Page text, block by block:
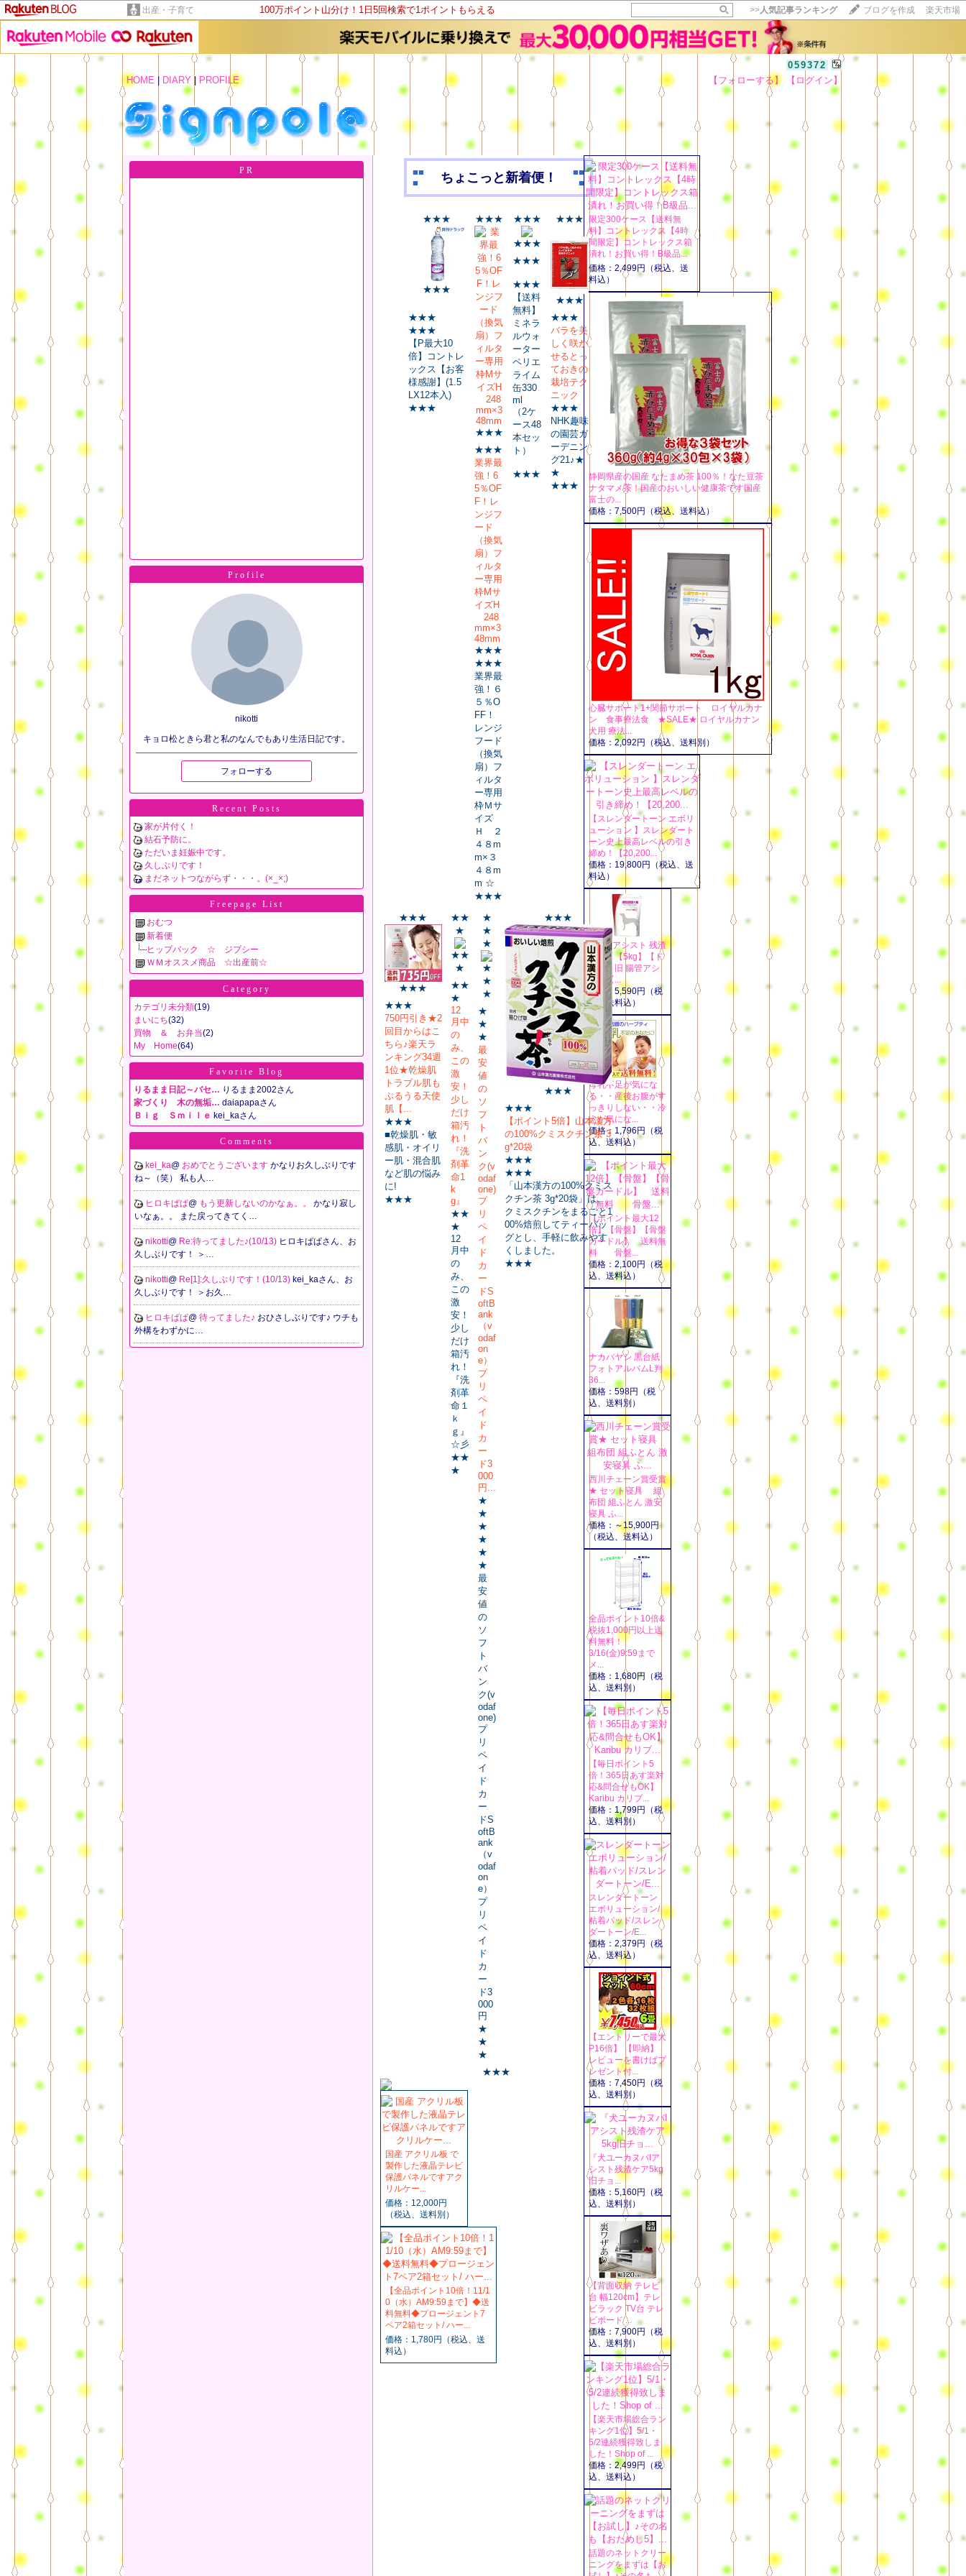
出産・子育て 100万ポイント山分け！1日5回検索で1ポイントもらえる >>人気記事ランキング ブログを作成 楽天市場
059372
HOME
DIARY PROFILE 【フォローする】 【ログイン】
PR
Profile
nikotti
キョロ松ときら君と私のなんでもあり生活日記です。
フォローする
Recent Posts
家が片付く！
結石予防に。
ただいま妊娠中です。
久しぶりです！
まだネットつながらず・・・。(×_×;)
Freepage List
おむつ
新着便
ヒップバック ☆ ジプシー
ＷＭオススメ商品 ☆出産前☆
Category
カテゴリ未分類(19)
まいにち(32)
買物 ＆ お弁当(2)
My Home(64)
Favorite Blog
りるまま日記～バセ… りるまま2002さん
家づくり 木の無垢… daiapapaさん
Ｂｉｇ Ｓｍｉｌｅ kei_kaさん
Comments
kei_ka@ おめでとうございます かなりお久しぶりです
ね～（笑） 私も人…
ヒロキぱぱ@ もう更新しないのかなぁ。。 かなり寂し
いなぁ。。 また戻ってきてく…
nikotti@ Re:待ってました♪(10/13) ヒロキぱぱさん、お
久しぶりです！ ＞…
nikotti@ Re[1]:久しぶりです！(10/13) kei_kaさん、お
久しぶりです！ ＞お久…
ヒロキぱぱ@ 待ってました♪ おひさしぶりです♪ ウチも
外構をわずかに…
■■
■
ちょこっと新着便！
■■
■
★★★
★★★
★★★
★★★
【P最大10
倍】コントレ
ックス【お客
様感謝】(1.5
LX12本入)
★★★
★★★
★★★
★★★
業界最
強！6
5％OF
F！レ
ンジフ
ード
（換気
扇）フ
ィルタ
ー専用
枠Mサ
イズH
248
mm×3
48mm
★★★
★★★
業界最
強！６
５％O
FF！
レンジ
フード
（換気
扇）フ
ィルタ
ー専用
枠Ｍサ
イズ
Ｈ ２
４８m
m×３
４８m
m ☆
★★★
★★★
★★★
★★★
★★★
【送料
無料】
ミネラ
ルウォ
ーター
ペリエ
ライム
缶330
ml
（2ケ
ース48
本セッ
ト）
★★★
★★★
★★★
★★★
バラを美
しく咲か
せるとっ
ておきの
栽培テク
ニック
★★★
NHK趣味
の園芸ガ
ーデニン
グ21♪★
★
★★★
★★★
★★★
★★★
750円引き★2
回目からはこ
ちら♪楽天ラ
ンキング34週
1位★乾燥肌
トラブル肌も
ぷるうる天使
肌【...
★★★
■乾燥肌・敏
感肌・オイリ
ー肌・混合肌
など肌の悩み
に!
★★★
★★
★
★★
★
★★
★
12
月中
の
み、
この
激
安！
少し
だけ
箱汚
れ！
『洗
剤革
命1
k
g』
★★
★
12
月中
の
み、
この
激
安！
少し
だけ
箱汚
れ！
『洗
剤革
命１
ｋ
ｇ』
☆彡
★★
★
★
★
★
★
★
★
★
★
★
最
安
値
の
ソ
フ
ト
バ
ン
ク(v
odaf
one)
プ
リ
ペ
イ
ド
カ
ー
ドS
oftB
ank
（v
odaf
on
e）
プ
リ
ペ
イ
ド
カ
ー
ド3
000
円...
★
★
★
★
★
★
最
安
値
の
ソ
フ
ト
バ
ン
ク(v
odaf
one)
プ
リ
ペ
イ
ド
カ
ー
ドS
oftB
ank
（v
odaf
on
e）
プ
リ
ペ
イ
ド
カ
ー
ド3
000
円
★
★
★
★★★
★★★
★★★
【ポイント5倍】山本漢方
の100%クミスクチン茶 3
g*20袋
★★★
★★★
「山本漢方の100%クミス
クチン茶 3g*20袋」は、
クミスクチンをまるごと1
00%焙煎してティーバッ
グとし、手軽に飲みやす
くしました。
★★★
★★★
国産 アクリル板 で
製作した液晶テレビ
保護パネルですアク
リルケー...
価格：12,000円
（税込、送料別）
【全品ポイント10倍！11/1
0（水）AM9:59まで】◆送
料無料◆プロージェント7
ペア2箱セット/ ハー...
価格：1,780円（税込、送
料込）
限定300ケース【送料無
料】コントレックス【4時
間限定】コントレックス箱
潰れ！お買い得！B級品...
価格：2,499円（税込、送
料込）
静岡県産の国産 なたまめ茶 100％！なた豆茶
ナタマメ茶！国産のおいしい健康茶です国産
富士の...
価格：7,500円（税込、送料込）
心臓サポート1+関節サポート ロイヤルカナ
ン 食事療法食 ★SALE★ ロイヤルカナン
犬用 療法...
価格：2,092円（税込、送料別）
【スレンダートーン エボリ
ューション 】スレンダート
ーン史上最高レベルの引き
締め！【20,200...
価格：19,800円（税込、送
料込）
犬【 I アシスト 残渣
ケア】【5kg】【ド
ライ】旧 腸管アシ
スト【...
価格：5,590円（税
込、送料込）
母乳不足が気にな
る・・産後お腹がす
っきりしない・・冷
えが気にな...
価格：1,796円（税
込、送料込）
【ポイント最大12
倍】【骨盤】【骨盤
ガードル】 送料無
料 骨盤...
価格：2,100円（税
込、送料込）
ナカバヤシ 黒台紙
フォトアルバムL判
36...
価格：598円（税
込、送料別）
西川チェーン賞受賞
★ セット寝具 組
布団 組ふとん 激安
寝具 ふ...
価格：～15,900円
（税込、送料込）
全品ポイント10倍&
税抜1,000円以上送
料無料！
3/16(金)9:59まで
メ...
価格：1,680円（税
込、送料別）
【毎日ポイント5
倍！365日あす楽対
応&問合せもOK】
Karibu カリブ...
価格：1,799円（税
込、送料別）
スレンダートーン
エボリューション/
粘着パッド/スレン
ダートーン/E...
価格：2,379円（税
込、送料込）
【エントリーで最大
P16倍】 【即納】
レビューを書けばプ
レゼント付...
価格：7,450円（税
込、送料別）
『犬ユーカヌバIア
シスト残渣ケア5kg
旧チョ...
価格：5,160円（税
込、送料別）
【背面収納 テレビ
台 幅120cm】テレ
ビラック TV台 テレ
ビボード ...
価格：7,900円（税
込、送料別）
【楽天市場総合ラン
キング1位】5/1・
5/2連続獲得致しま
した！Shop of ...
価格：2,499円（税
込、送料込）
話題のネットクリー
ニングをまずは【お
【毎日開催】
10秒滞在